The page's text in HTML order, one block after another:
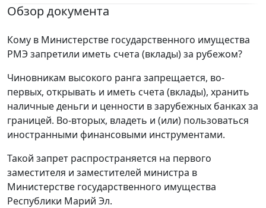
Обзор документа
Кому в Министерстве государственного имущества
РМЭ запретили иметь счета (вклады) за рубежом?
Чиновникам высокого ранга запрещается, во-
первых, открывать и иметь счета (вклады), хранить
наличные деньги и ценности в зарубежных банках за
границей. Во-вторых, владеть и (или) пользоваться
иностранными финансовыми инструментами.
Такой запрет распространяется на первого
заместителя и заместителей министра в
Министерстве государственного имущества
Республики Марий Эл.